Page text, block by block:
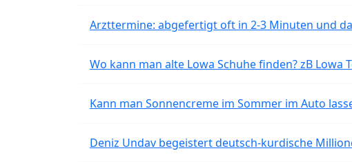
Arzttermine: abgefertigt oft in 2-3 Minuten und
Wo kann man alte Lowa Schuhe finden? zB Lowa
Kann man Sonnencreme im Sommer im Auto
Deniz Undav begeistert deutsch-kurdische